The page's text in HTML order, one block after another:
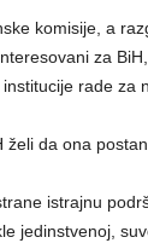
komisije, a
za
rade za
da ona
istrajnu
jedinstvenoj,